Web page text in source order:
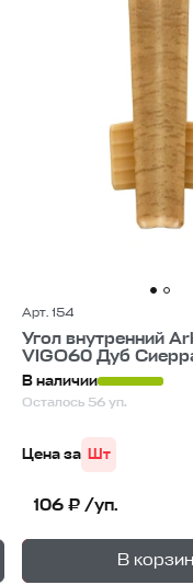
Арт. 154
Угол внутренний
VIGO60 Дуб
В наличии
Осталось 56 уп.
Цена за Шт
106 ₽ /уп.
В 1